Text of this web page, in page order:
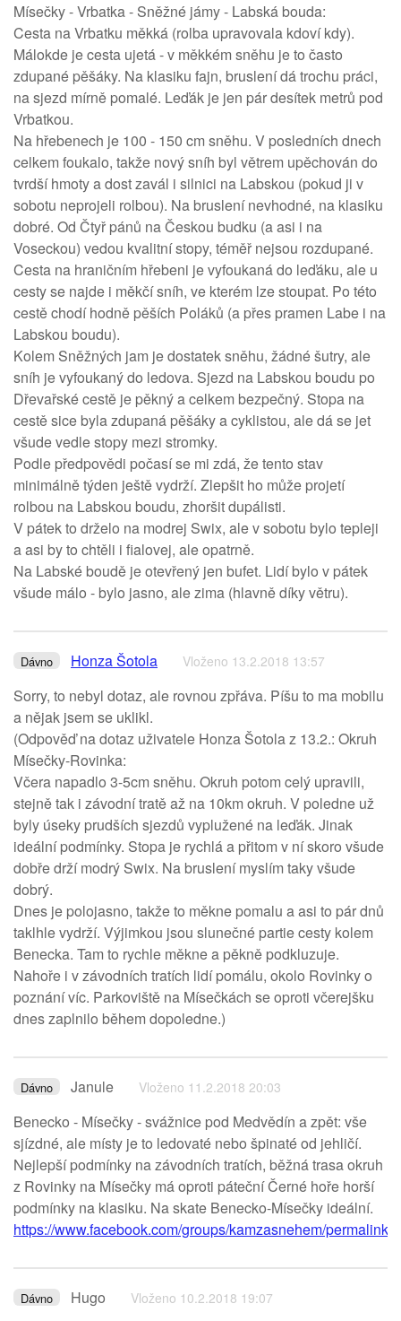
Mísečky - Vrbatka - Sněžné jámy - Labská bouda:
Cesta na Vrbatku měkká (rolba upravovala kdoví kdy).
Málokde je cesta ujetá - v měkkém sněhu je to často
zdupané pěšáky. Na klasiku fajn, bruslení dá trochu práci,
na sjezd mírně pomalé. Leďák je jen pár desítek metrů pod
Vrbatkou.
Na hřebenech je 100 - 150 cm sněhu. V posledních dnech
celkem foukalo, takže nový sníh byl větrem upěchován do
tvrdší hmoty a dost zavál i silnici na Labskou (pokud ji v
sobotu neprojeli rolbou). Na bruslení nevhodné, na klasiku
dobré. Od Čtyř pánů na Českou budku (a asi i na
Voseckou) vedou kvalitní stopy, téměř nejsou rozdupané.
Cesta na hraničním hřebeni je vyfoukaná do leďáku, ale u
cesty se najde i měkčí sníh, ve kterém lze stoupat. Po této
cestě chodí hodně pěších Poláků (a přes pramen Labe i na
Labskou boudu).
Kolem Sněžných jam je dostatek sněhu, žádné šutry, ale
sníh je vyfoukaný do ledova. Sjezd na Labskou boudu po
Dřevařské cestě je pěkný a celkem bezpečný. Stopa na
cestě sice byla zdupaná pěšáky a cyklistou, ale dá se jet
všude vedle stopy mezi stromky.
Podle předpovědi počasí se mi zdá, že tento stav
minimálně týden ještě vydrží. Zlepšit ho může projetí
rolbou na Labskou boudu, zhoršit dupálisti.
V pátek to drželo na modrej Swix, ale v sobotu bylo tepleji
a asi by to chtěli i fialovej, ale opatrně.
Na Labské boudě je otevřený jen bufet. Lidí bylo v pátek
všude málo - bylo jasno, ale zima (hlavně díky větru).
Dávno Honza Šotola Vloženo 13.2.2018 13:57
Sorry, to nebyl dotaz, ale rovnou zpřáva. Píšu to ma mobilu
a nějak jsem se uklikl.
(Odpověď na dotaz uživatele Honza Šotola z 13.2.: Okruh
Mísečky-Rovinka:
Včera napadlo 3-5cm sněhu. Okruh potom celý upravili,
stejně tak i závodní tratě až na 10km okruh. V poledne už
byly úseky prudších sjezdů vyplužené na leďák. Jinak
ideální podmínky. Stopa je rychlá a přitom v ní skoro všude
dobře drží modrý Swix. Na bruslení myslím taky všude
dobrý.
Dnes je polojasno, takže to měkne pomalu a asi to pár dnů
taklhle vydrží. Výjimkou jsou slunečné partie cesty kolem
Benecka. Tam to rychle měkne a pěkně podkluzuje.
Nahoře i v závodních tratích lidí pomálu, okolo Rovinky o
poznání víc. Parkoviště na Mísečkách se oproti včerejšku
dnes zaplnilo během dopoledne.)
Dávno Janule Vloženo 11.2.2018 20:03
Benecko - Mísečky - svážnice pod Medvědín a zpět: vše
sjízdné, ale místy je to ledovaté nebo špinaté od jehličí.
Nejlepší podmínky na závodních tratích, běžná trasa okruh
z Rovinky na Mísečky má oproti páteční Černé hoře horší
podmínky na klasiku. Na skate Benecko-Mísečky ideální.
https://www.facebook.com/groups/kamzasnehem/permalink/
Dávno Hugo Vloženo 10.2.2018 19:07